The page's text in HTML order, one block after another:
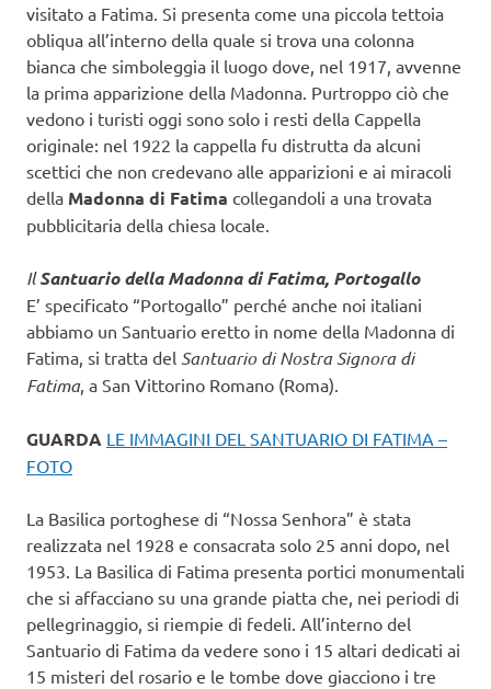
visitato a Fatima. Si presenta come una piccola tettoia
obliqua all’interno della quale si trova una colonna
bianca che simboleggia il luogo dove, nel 1917, avvenne
la prima apparizione della Madonna. Purtroppo ciò che
vedono i turisti oggi sono solo i resti della Cappella
originale: nel 1922 la cappella fu distrutta da alcuni
scettici che non credevano alle apparizioni e ai miracoli
della Madonna di Fatima collegandoli a una trovata
pubblicitaria della chiesa locale.
IlSantuario della Madonna di Fatima, Portogallo
E’ specificato “Portogallo” perché anche noi italiani
abbiamo un Santuario eretto in nome della Madonna di
Fatima, si tratta del Santuario di Nostra Signora di
Fatima, a San Vittorino Romano (Roma).
GUARDA LE IMMAGINI DEL SANTUARIO DI FATIMA –
FOTO
La Basilica portoghese di “Nossa Senhora” è stata
realizzata nel 1928 e consacrata solo 25 anni dopo, nel
1953. La Basilica di Fatima presenta portici monumentali
che si affacciano su una grande piatta che, nei periodi di
pellegrinaggio, si riempie di fedeli. All’interno del
Santuario di Fatima da vedere sono i 15 altari dedicati ai
15 misteri del rosario e le tombe dove giacciono i tre